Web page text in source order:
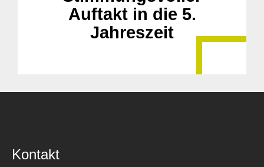
Auftakt in die 5.
Jahreszeit
Kontakt